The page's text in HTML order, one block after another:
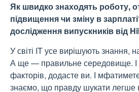
Як швидко знаходять роботу,
підвищення чи зміну в
дослідження випускників від
У світі IT усе вирішують знання,
А ще — правильне середовище. І
факторів, додасте ви. І
знаємо, що правду шукати легше